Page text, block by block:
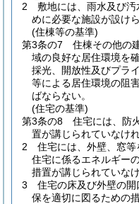
2
敷地には、雨水及び
めに必要な施設が設け
(住棟等の基準)
第3条の7
住棟その他の
域の良好な居住環境を
採光、開放性及びプラ
等による居住環境の阻
ばならない。
(住宅の基準)
第3条の8
住宅には、防
置が講じられていなけ
2
住宅には、外壁、窓
住宅に係るエネルギー
措置が講じられていな
3
住宅の床及び外壁の
保を適切に図るための